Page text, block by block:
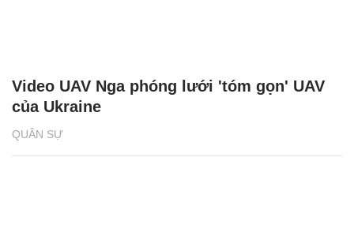
QUÂN SỰ
Video UAV Nga phóng lưới 'tóm gọn' UAV
của Ukraine